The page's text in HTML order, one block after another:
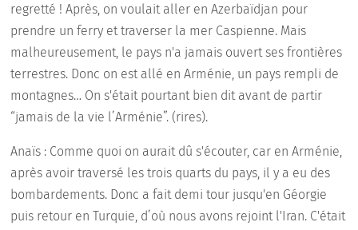
regretté ! Après, on voulait aller en Azerbaïdjan pour
prendre un ferry et traverser la mer Caspienne. Mais
malheureusement, le pays n'a jamais ouvert ses frontières
terrestres. Donc on est allé en Arménie, un pays rempli de
montagnes… On s'était pourtant bien dit avant de partir
“jamais de la vie l’Arménie”. (rires).
Anaïs : Comme quoi on aurait dû s'écouter, car en Arménie,
après avoir traversé les trois quarts du pays, il y a eu des
bombardements. Donc a fait demi tour jusqu'en Géorgie
puis retour en Turquie, d’où nous avons rejoint l'Iran. C'était